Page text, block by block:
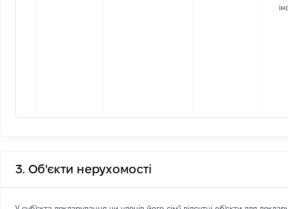
3. Об'єкти нерухомості